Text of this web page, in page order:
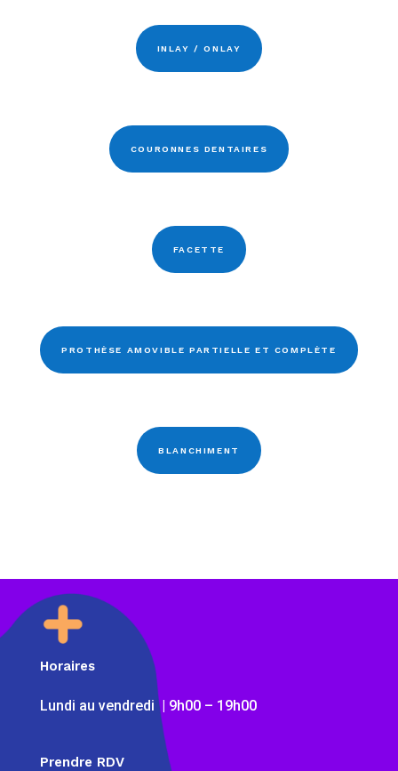
INLAY / ONLAY
COURONNES DENTAIRES
FACETTE
PROTHÈSE AMOVIBLE PARTIELLE ET COMPLÈTE
BLANCHIMENT
Horaires
Lundi au vendredi | 9h00 – 19h00
Prendre RDV